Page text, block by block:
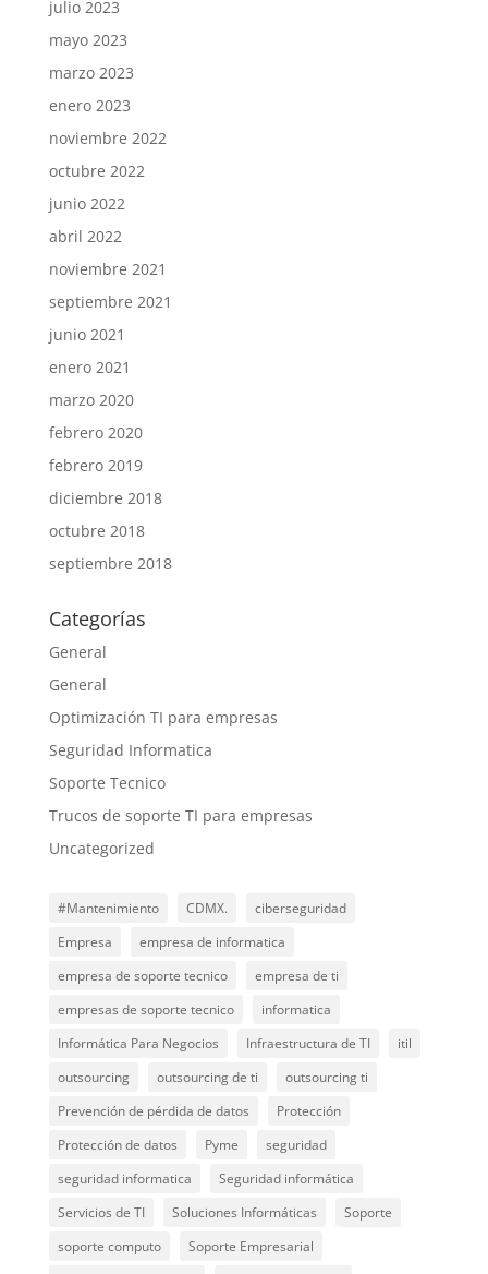
julio 2023
mayo 2023
marzo 2023
enero 2023
noviembre 2022
octubre 2022
junio 2022
abril 2022
noviembre 2021
septiembre 2021
junio 2021
enero 2021
marzo 2020
febrero 2020
febrero 2019
diciembre 2018
octubre 2018
septiembre 2018
Categorías
General
General
Optimización TI para empresas
Seguridad Informatica
Soporte Tecnico
Trucos de soporte TI para empresas
Uncategorized
#Mantenimiento CDMX.
ciberseguridad
Empresa
empresa de informatica
empresa de soporte tecnico
empresa de ti
empresas de soporte tecnico
informatica
Informática Para Negocios
Infraestructura de TI
itil
outsourcing
outsourcing de ti
outsourcing ti
Prevención de pérdida de datos
Protección
Protección de datos
Pyme
seguridad
seguridad informatica
Seguridad informática
Servicios de TI
Soluciones Informáticas
Soporte
soporte computo
Soporte Empresarial